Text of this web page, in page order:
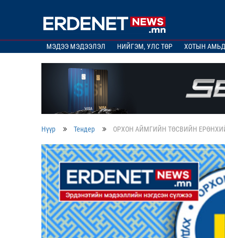
МЭДЭЭ МЭДЭЭЛЭЛ НИЙГЭМ, УЛС ТӨР ХОТЫН
Нүүр Тендер ОРХОН АЙМГИЙН ТӨСВИЙН